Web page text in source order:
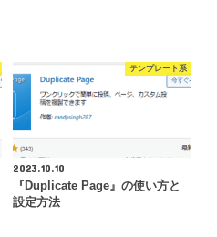
テンプレート系
2023.10.10
『Duplicate Page』の使い方と
設定方法